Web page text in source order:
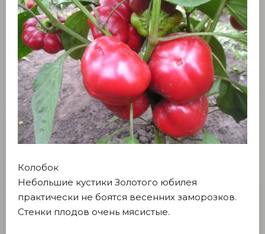
Колобок
Небольшие кустики Золотого юбилея
практически не боятся весенних заморозков.
Стенки плодов очень мясистые.